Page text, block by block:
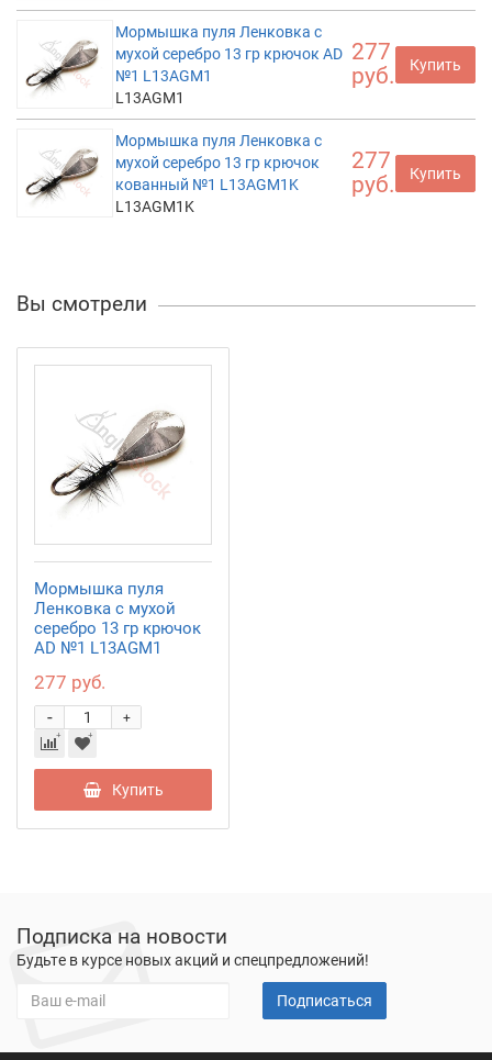
Мормышка пуля Ленковка с
мухой серебро 13 гр крючок AD
№1 L13AGM1
L13AGM1
277
руб.
Купить
Мормышка пуля Ленковка с
мухой серебро 13 гр крючок
кованный №1 L13AGM1K
L13AGM1K
277
руб.
Купить
Вы смотрели
Мормышка пуля
Ленковка с мухой
серебро 13 гр крючок
AD №1 L13AGM1
277 руб.
+
-
Купить
Подписка на новости
Будьте в курсе новых акций и спецпредложений!
Подписаться